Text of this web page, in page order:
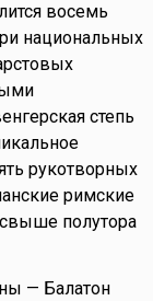
восемь
национальных
степь
рукотворных
римские
полутора
— Балатон